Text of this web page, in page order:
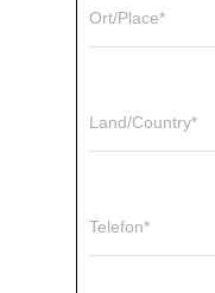
Ort/Place*
Land/Country*
Telefon*